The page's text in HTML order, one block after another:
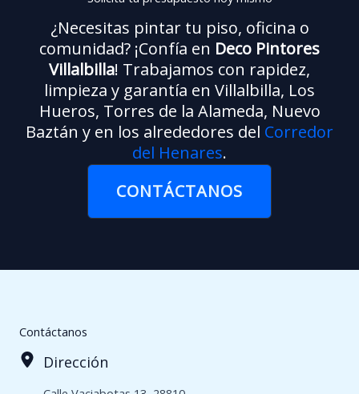
¿Necesitas pintar tu piso, oficina o
comunidad? ¡Confía en Deco Pintores
Villalbilla! Trabajamos con rapidez,
limpieza y garantía en Villalbilla, Los
Hueros, Torres de la Alameda, Nuevo
Baztán y en los alrededores del Corredor
del Henares.
CONTÁCTANOS
Contáctanos
Dirección